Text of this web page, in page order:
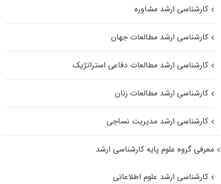
کارشناسی ارشد مشاوره
کارشناسی ارشد مطالعات جهان
کارشناسی ارشد مطالعات دفاعی استراتژیک
کارشناسی ارشد مطالعات زنان
کارشناسی ارشد مدیریت نساجی
معرفی گروه علوم پایه کارشناسی ارشد
کارشناسی ارشد علوم اطلاعاتی